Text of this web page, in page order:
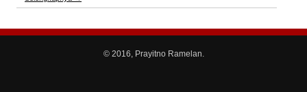
© 2016, Prayitno Ramelan.